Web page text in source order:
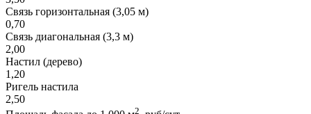
Связь горизонтальная (3,05 м)
0,70
Связь диагональная (3,3 м)
2,00
Настил (дерево)
1,20
Ригель настила
2,50
2